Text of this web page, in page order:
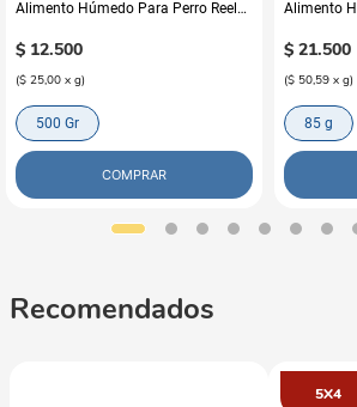
Alimento Húmedo Para Perro Reelds
$ 12.500
($ 25,00 x g)
500 Gr
COMPRAR
Alimento
Lleve 5
$ 21.500
($ 50,59 x g)
85 g
Recomendados
5X4